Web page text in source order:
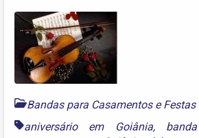
Bandas para Casamentos e
aniversário em Goiânia,